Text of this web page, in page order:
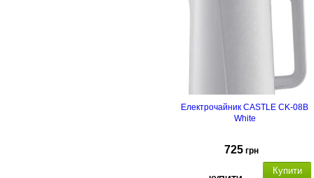
Електрочайник CASTLE CK-08B
White
725 грн
Купити